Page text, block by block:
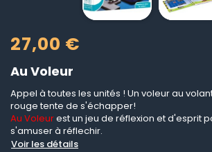
27,00 €
Au Voleur
Appel à toutes les unités ! Un voleur au
rouge tente de s'échapper!
Au Voleurest un jeu de réflexion et d'esprit
s'amuser à réflechir.
Voir les détails